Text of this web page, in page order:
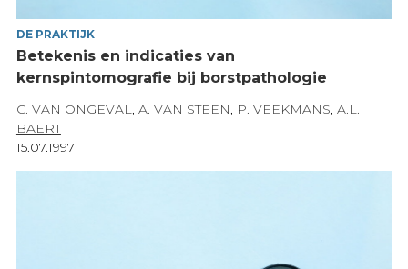
DE PRAKTIJK
Betekenis en indicaties van
kernspintomografie bij borstpathologie
C. VAN ONGEVAL, A. VAN STEEN, P. VEEKMANS, A.L.
BAERT
15.07.1997